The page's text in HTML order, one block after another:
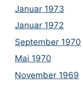
Januar 1973
Januar 1972
September 1970
Mai 1970
November 1969